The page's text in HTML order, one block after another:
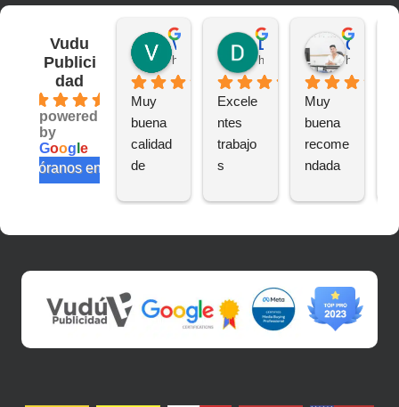
Vudu
Publici
dad
powered
by
Goog e
valóranos en
hace 2 años
Muy
buena
calidad
de
s
hace 2 años
Excele
ntes
trabajo
s
hace 2
Muy
buena
recome
ndada